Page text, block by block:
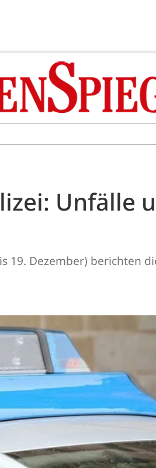
Unfälle
19. Dezember) berichten